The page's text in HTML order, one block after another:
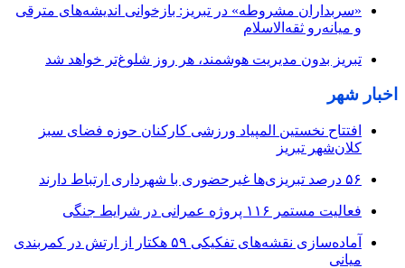
«سربداران مشروطه» در تبریز: بازخوانی اندیشه‌های مترقی
و میانه‌رو ثقه‌الاسلام
تبریز بدون مدیریت هوشمند، هر روز شلوغ‌تر خواهد شد
اخبار شهر
افتتاح نخستین المپیاد ورزشی کارکنان حوزه فضای سبز
کلان‌شهر تبریز
۵۶ درصد تبریزی‌ها غیرحضوری با شهرداری ارتباط دارند
فعالیت مستمر ۱۱۶ پروژه عمرانی در شرایط جنگی
آماده‌سازی نقشه‌های تفکیکی ۵۹ هکتار از ارتش در کمربندی
میانی